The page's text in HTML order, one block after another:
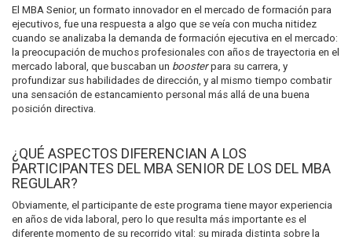
El MBA Senior, un formato innovador en el mercado de formación para
ejecutivos, fue una respuesta a algo que se veía con mucha nitidez
cuando se analizaba la demanda de formación ejecutiva en el mercado:
la preocupación de muchos profesionales con años de trayectoria en el
mercado laboral, que buscaban un boosterpara su carrera, y
profundizar sus habilidades de dirección, y al mismo tiempo combatir
una sensación de estancamiento personal más allá de una buena
posición directiva.
¿QUÉ ASPECTOS DIFERENCIAN A LOS
PARTICIPANTES DEL MBA SENIOR DE LOS DEL MBA
REGULAR?
Obviamente, el participante de este programa tiene mayor experiencia
en años de vida laboral, pero lo que resulta más importante es el
diferente momento de su recorrido vital: su mirada distinta sobre la